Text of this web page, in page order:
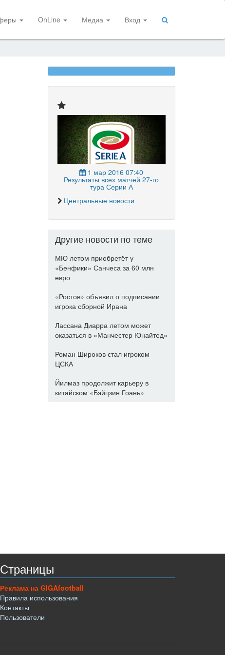
OnLine Медиа Вход
1 мар 2016 07:40
Результаты всех матчей 27-го
тура Серии А
Центральные новости
Другие новости по теме
МЮ летом приобретёт у
«Бенфики» Санчеса за 60 млн
евро
«Ростов» объявил о подписании
игрока сборной Ирана
Лассана Диарра летом может
оказаться в «Манчестер Юнайтед»
Роман Широков стал игроком
ЦСКА
Йилмаз продолжит карьеру в
китайском «Бэйцзин Гоань»
Страницы
Реклама на GIGAfootball
Правила использования
Контакты
Пользователи